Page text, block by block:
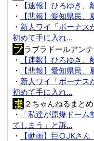
・
【速報】ひろゆき
・
【悲報】愛知県民
・ 新人ワイ「ボーナス
初めて手に入れ...
ラブラドールアン
・
【速報】ひろゆき
・
【悲報】愛知県民
・ 新人ワイ「ボーナス
初めて手に入れ...
２ちゃんねるまと
・
「私達が原爆ドー
てしまう」と訴...
・
【動画】巨○JKさ